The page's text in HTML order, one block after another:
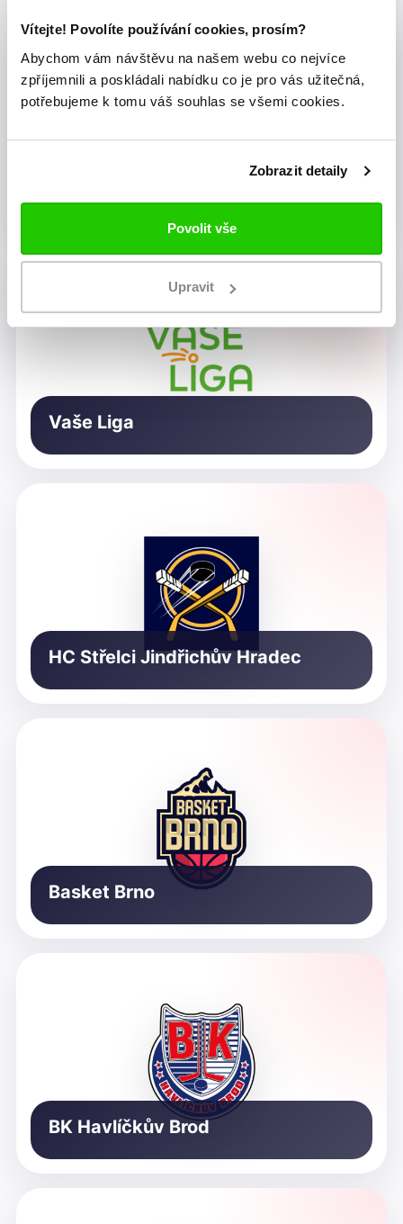
Vítejte! Povolíte používání cookies, prosím?
Abychom vám návštěvu na našem webu co nejvíce
zpříjemnili a poskládali nabídku co je pro vás užitečná,
potřebujeme k tomu váš souhlas se všemi cookies.
Zobrazit detaily
Povolit vše
Upravit
Vaše Liga
HC Střelci Jindřichův Hradec
Basket Brno
BK Havlíčkův Brod